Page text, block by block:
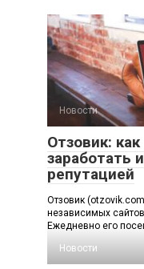
Новости
Отзовик:
заработать
репутацией
Отзовик
независимых
Ежедневно его
Новости